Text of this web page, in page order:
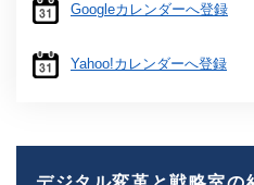
Googleカレンダーへ登録
Yahoo!カレンダーへ登録